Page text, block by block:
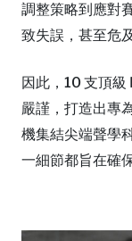
調整策略到應對
致失誤，甚至危
因此，10 支頂級
嚴謹，打造出專
機集結尖端聲學
一細節都旨在確